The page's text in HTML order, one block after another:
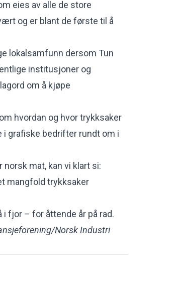
eies av alle de store
og er blant de første til å
lokalsamfunn dersom Tun
institusjoner og
om å kjøpe
hvordan og hvor trykksaker
i grafiske bedrifter rundt om i
mat, kan vi klart si:
mangfold trykksaker
fjor – for åttende år på rad.
Norsk Industri